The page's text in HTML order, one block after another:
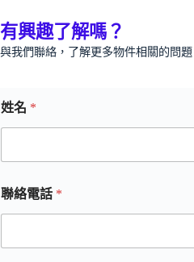
有興趣了解嗎？
與我們聯絡，了解更多物件相關的問題
姓名 *
聯絡電話 *